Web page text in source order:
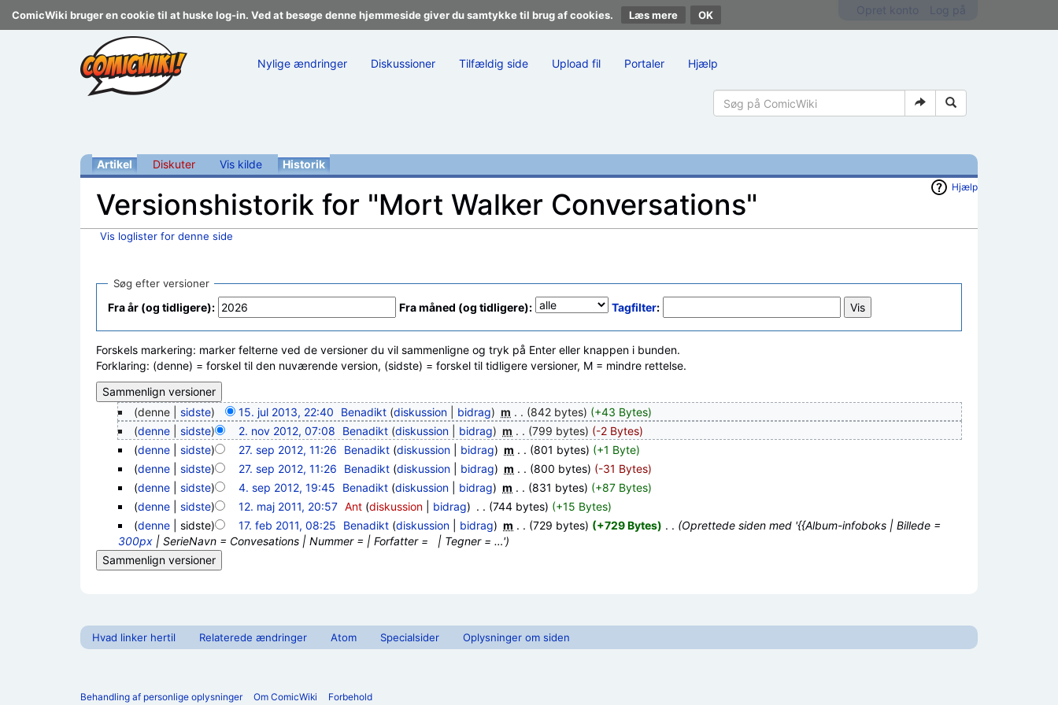
ComicWiki bruger en cookie til at huske log-in. Ved at besøge denne hjemmeside giver du samtykke til brug af cookies. Læs mere
Nylige ændringer Diskussioner Tilfældig side Upload fil Portaler Hjælp
Artikel Diskuter Vis kilde Historik
Hjælp
Versionshistorik for "Mort Walker Conversations"
Vis loglister for denne side
Søg efter versioner
Fra år (og tidligere): Fra måned (og tidligere): Tagfilter:
Forskels markering: marker felterne ved de versioner du vil sammenligne og tryk på Enter eller knappen i bunden.
Forklaring: (denne) = forskel til den nuværende version, (sidste) = forskel til tidligere versioner, M = mindre rettelse.
(denne | sidste) 15. jul 2013, 22:40 Benadikt (diskussion bidrag) ‎m . . (842 bytes) (+43 Bytes)
(denne| sidste) 2. nov 2012, 07:08 Benadikt (diskussion bidrag) ‎m . . (799 bytes) (-2 Bytes)
(denne| sidste) 27. sep 2012, 11:26 Benadikt (diskussion bidrag) ‎m . . (801 bytes) (+1 Byte)
(denne| sidste) 27. sep 2012, 11:26 Benadikt (diskussion bidrag) ‎m . . (800 bytes) (-31 Bytes)
(denne| sidste) 4. sep 2012, 19:45 Benadikt (diskussion bidrag) ‎m . . (831 bytes) (+87 Bytes)
(denne| sidste) 12. maj 2011, 20:57‎ Ant (diskussion bidrag) . . (744 bytes) (+15 Bytes)
(denne| sidste) 17. feb 2011, 08:25 Benadikt (diskussion bidrag) ‎m . . (729 bytes) (+729 Bytes) . . (Oprettede siden med '{{Album-infoboks | Billede =
300px| SerieNavn = Convesations | Nummer = | Forfatter = | Tegner = …')
Hvad linker hertil Relaterede ændringer Atom Specialsider Oplysninger om siden
Behandling af personlige oplysninger Om ComicWiki Forbehold